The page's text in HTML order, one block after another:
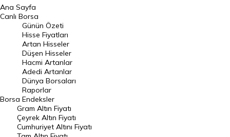
BIST 100 Hisseleri
En Çok Artan Hisseler
En Çok Düşen Hisseler
Hacmi Artanlar
Geçmiş Kapanışlar
Dünya Borsaları
Raporlar
Endeksler
Ana Sayfa
Canlı Borsa
Borsa
Günün Özeti
Hisse Fiyatları
Artan Hisseler
Düşen Hisseler
Hacmi Artanlar
Adedi Artanlar
Dünya Borsaları
Raporlar
Endeksler
Gram Altın Fiyatı
Çeyrek Altın Fiyatı
Cumhuriyet Altını Fiyatı